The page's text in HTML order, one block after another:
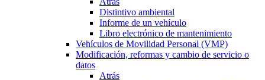
Distintivo ambiental
Informe de un vehículo
Libro electrónico de mantenimiento
Vehículos de Movilidad Personal (VMP)
Modificación, reformas y cambio de servicio o
datos
Atrás